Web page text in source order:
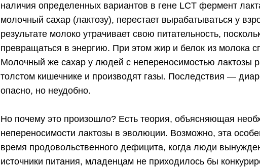
наличия определенных вариантов в гене LCT фермент
молочный сахар (лактозу), перестает вырабатываться у
результате молоко утрачивает свою питательность,
превращаться в энергию. При этом жир и белок из молока
Молочный же сахар у людей с непереносимостью лактозы
толстом кишечнике и производят газы. Последствия —
опасно, но неудобно.
Но почему это произошло? Есть теория, объясняющая
непереносимости лактозы в эволюции. Возможно, эта
время продовольственного дефицита, когда люди
источники питания, младенцам не приходилось бы